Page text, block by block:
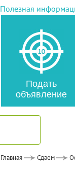
Полезная
Подать
объявление
Главная Сдаем